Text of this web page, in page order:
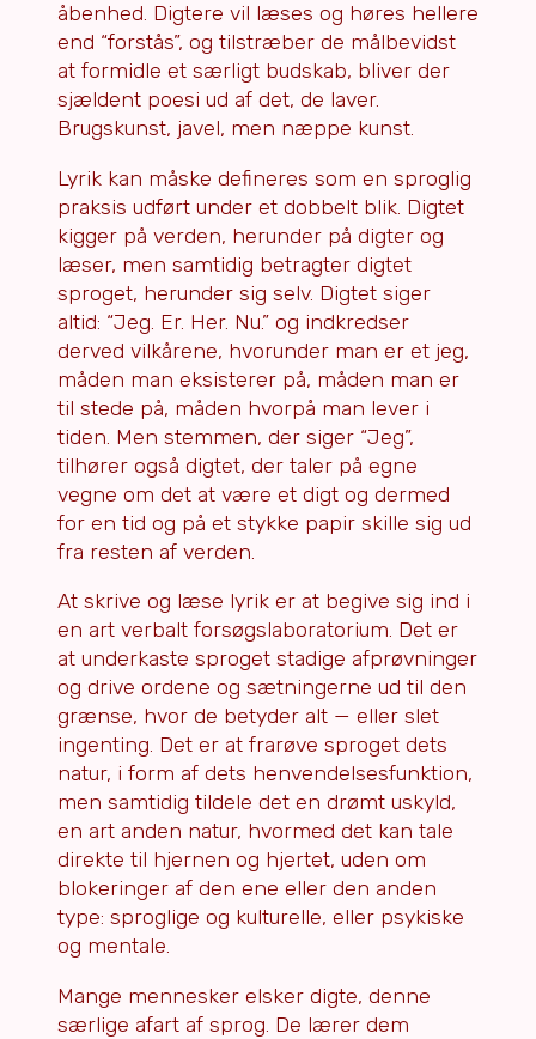
åbenhed. Digtere vil læses og høres hellere
end “forstås”, og tilstræber de målbevidst
at formidle et særligt budskab, bliver der
sjældent poesi ud af det, de laver.
Brugskunst, javel, men næppe kunst.
Lyrik kan måske defineres som en sproglig
praksis udført under et dobbelt blik. Digtet
kigger på verden, herunder på digter og
læser, men samtidig betragter digtet
sproget, herunder sig selv. Digtet siger
altid: “Jeg. Er. Her. Nu.” og indkredser
derved vilkårene, hvorunder man er et jeg,
måden man eksisterer på, måden man er
til stede på, måden hvorpå man lever i
tiden. Men stemmen, der siger “Jeg”,
tilhører også digtet, der taler på egne
vegne om det at være et digt og dermed
for en tid og på et stykke papir skille sig ud
fra resten af verden.
At skrive og læse lyrik er at begive sig ind i
en art verbalt forsøgslaboratorium. Det er
at underkaste sproget stadige afprøvninger
og drive ordene og sætningerne ud til den
grænse, hvor de betyder alt — eller slet
ingenting. Det er at frarøve sproget dets
natur, i form af dets henvendelsesfunktion,
men samtidig tildele det en drømt uskyld,
en art anden natur, hvormed det kan tale
direkte til hjernen og hjertet, uden om
blokeringer af den ene eller den anden
type: sproglige og kulturelle, eller psykiske
og mentale.
Mange mennesker elsker digte, denne
særlige afart af sprog. De lærer dem